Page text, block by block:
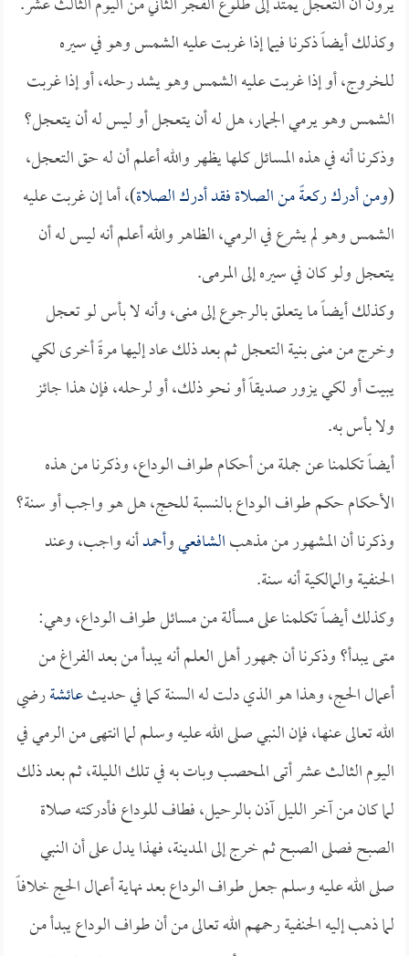
وكذلك أيضاً ذكرنا فيما إذا غربت عليه الشمس وهو في سيره
للخروج، أو إذا غربت عليه الشمس وهو يشد رحله، أو إذا غربت
الشمس وهو يرمي الجمار، هل له أن يتعجل أو ليس له أن يتعجل؟
وذكرنا أنه في هذه المسائل كلها يظهر والله أعلم أن له حق التعجل،
(ومن أدرك ركعةً من الصلاة فقد أدرك الصلاة)، أما إن غربت عليه
الشمس وهو لم يشرع في الرمي، الظاهر والله أعلم أنه ليس له أن
يتعجل ولو كان في سيره إلى المرمى.
وكذلك أيضاً ما يتعلق بالرجوع إلى منى، وأنه لا بأس لو تعجل
وخرج من منى بنية التعجل ثم بعد ذلك عاد إليها مرةً أخرى لكي
يبيت أو لكي يزور صديقاً أو نحو ذلك، أو لرحله، فإن هذا جائز
ولا بأس به.
أيضاً تكلمنا عن جملة من أحكام طواف الوداع، وذكرنا من هذه
الأحكام حكم طواف الوداع بالنسبة للحج، هل هو واجب أو سنة؟
وذكرنا أن المشهور من مذهبالشافعيوأحمدأنه واجب، وعند
الحنفية والمالكية أنه سنة.
وكذلك أيضاً تكلمنا على مسألة من مسائل طواف الوداع، وهي:
متى يبدأ؟ وذكرنا أن جمهور أهل العلم أنه يبدأ من بعد الفراغ من
أعمال الحج، وهذا هو الذي دلت له السنة كما في حديثعائشةرضي
الله تعالى عنها، فإن النبي صلى الله عليه وسلم لما انتهى من الرمي في
اليوم الثالث عشر أتى المحصب وبات به في تلك الليلة، ثم بعد ذلك
لما كان من آخر الليل آذن بالرحيل، فطاف للوداع فأدركته صلاة
الصبح فصلى الصبح ثم خرج إلى المدينة، فهذا يدل على أن النبي
صلى الله عليه وسلم جعل طواف الوداع بعد نهاية أعمال الحج خلافاً
لما ذهب إليه الحنفية رحمهم الله تعالى من أن طواف الوداع يبدأ من